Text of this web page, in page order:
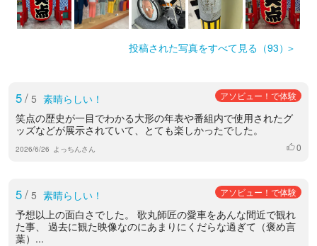
投稿された写真をすべて見る（93）
5/ 5 素晴らしい！ アソビュー！で体験
笑点の歴史が一目でわかる大形の年表や番組内で使用されたグ
ッズなどが展示されていて、とても楽しかったでした。
2026/6/26 よっちんさん いいね
0
5/ 5 素晴らしい！ アソビュー！で体験
予想以上の面白さでした。 歌丸師匠の愛車をあんな間近で観れ
た事、 過去に観た映像なのにあまりにくだらな過ぎて（褒め言
葉）...